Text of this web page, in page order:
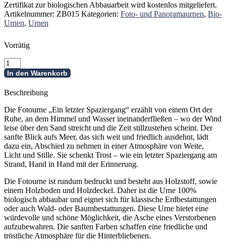
Zertifikat zur biologischen Abbauarbeit wird kostenlos mitgeliefert.
Artikelnummer: ZB015 Kategorien: Foto- und Panoramaurnen, Bio-
Urnen, Urnen
Vorrätig
Fotourne
mit
Meer
-
Ein
letzter
Spaziergang
Menge
In den Warenkorb
Beschreibung
Die Fotourne „Ein letzter Spaziergang“ erzählt von einem Ort der
Ruhe, an dem Himmel und Wasser ineinanderfließen – wo der Wind
leise über den Sand streicht und die Zeit stillzustehen scheint. Der
sanfte Blick aufs Meer, das sich weit und friedlich ausdehnt, lädt
dazu ein, Abschied zu nehmen in einer Atmosphäre von Weite,
Licht und Stille. Sie schenkt Trost – wie ein letzter Spaziergang am
Strand, Hand in Hand mit der Erinnerung.
Die Fotourne ist rundum bedruckt und besteht aus Holzstoff, sowie
einem Holzboden und Holzdeckel. Daher ist die Urne 100%
biologisch abbaubar und eignet sich für klassische Erdbestattungen
oder auch Wald- oder Baumbestattungen. Diese Urne bietet eine
würdevolle und schöne Möglichkeit, die Asche eines Verstorbenen
aufzubewahren. Die sanften Farben schaffen eine friedliche und
tröstliche Atmosphäre für die Hinterbliebenen.